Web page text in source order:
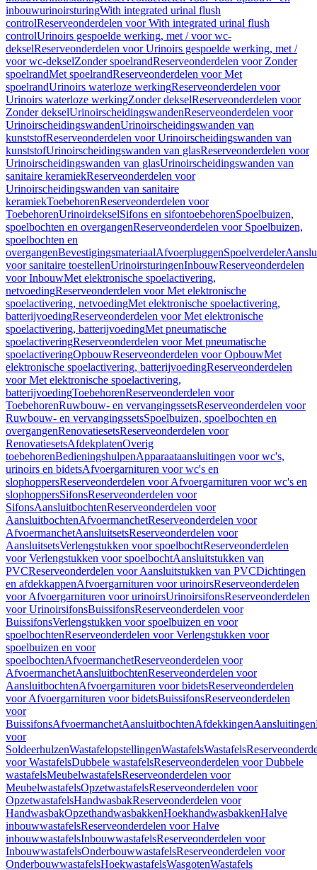
inbouwurinoirsturingWith integrated urinal flush
controlReserveonderdelen voor With integrated urinal flush
controlUrinoirs gespoelde werking, met / voor wc-
dekselReserveonderdelen voor Urinoirs gespoelde werking, met /
voor wc-dekselZonder spoelrandReserveonderdelen voor Zonder
spoelrandMet spoelrandReserveonderdelen voor Met
spoelrandUrinoirs waterloze werkingReserveonderdelen voor
Urinoirs waterloze werkingZonder dekselReserveonderdelen voor
Zonder dekselUrinoirscheidingswandenReserveonderdelen voor
UrinoirscheidingswandenUrinoirscheidingswanden van
kunststofReserveonderdelen voor Urinoirscheidingswanden van
kunststofUrinoirscheidingswanden van glasReserveonderdelen voor
Urinoirscheidingswanden van glasUrinoirscheidingswanden van
sanitaire keramiekReserveonderdelen voor
Urinoirscheidingswanden van sanitaire
keramiekToebehorenReserveonderdelen voor
ToebehorenUrinoirdekselSifons en sifontoebehorenSpoelbuizen,
spoelbochten en overgangenReserveonderdelen voor Spoelbuizen,
spoelbochten en
overgangenBevestigingsmateriaalAfvoerpluggenSpoelverdeler
voor sanitaire toestellenUrinoirsturingenInbouwReserveonderdelen
voor InbouwMet elektronische spoelactivering,
netvoedingReserveonderdelen voor Met elektronische
spoelactivering, netvoedingMet elektronische spoelactivering,
batterijvoedingReserveonderdelen voor Met elektronische
spoelactivering, batterijvoedingMet pneumatische
spoelactiveringReserveonderdelen voor Met pneumatische
spoelactiveringOpbouwReserveonderdelen voor OpbouwMet
elektronische spoelactivering, batterijvoedingReserveonderdelen
voor Met elektronische spoelactivering,
batterijvoedingToebehorenReserveonderdelen voor
ToebehorenRuwbouw- en vervangingssetsReserveonderdelen voor
Ruwbouw- en vervangingssetsSpoelbuizen, spoelbochten en
overgangenRenovatiesetsReserveonderdelen voor
RenovatiesetsAfdekplatenOverig
toebehorenBedieningshulpenApparaataansluitingen voor wc's,
urinoirs en bidetsAfvoergarnituren voor wc's en
slophoppersReserveonderdelen voor Afvoergarnituren voor wc's en
slophoppersSifonsReserveonderdelen voor
SifonsAansluitbochtenReserveonderdelen voor
AansluitbochtenAfvoermanchetReserveonderdelen voor
AfvoermanchetAansluitsetsReserveonderdelen voor
AansluitsetsVerlengstukken voor spoelbochtReserveonderdelen
voor Verlengstukken voor spoelbochtAansluitstukken van
PVCReserveonderdelen voor Aansluitstukken van PVCDichtingen
en afdekkappenAfvoergarnituren voor urinoirsReserveonderdelen
voor Afvoergarnituren voor urinoirsUrinoirsifonsReserveonderdelen
voor UrinoirsifonsBuissifonsReserveonderdelen voor
BuissifonsVerlengstukken voor spoelbuizen en voor
spoelbochtenReserveonderdelen voor Verlengstukken voor
spoelbuizen en voor
spoelbochtenAfvoermanchetReserveonderdelen voor
AfvoermanchetAansluitbochtenReserveonderdelen voor
AansluitbochtenAfvoergarnituren voor bidetsReserveonderdelen
voor Afvoergarnituren voor bidetsBuissifonsReserveonderdelen
voor
BuissifonsAfvoermanchetAansluitbochtenAfdekkingenAansluitingen
voor
SoldeerhulzenWastafelopstellingenWastafelsWastafels
voor WastafelsDubbele wastafelsReserveonderdelen voor Dubbele
wastafelsMeubelwastafelsReserveonderdelen voor
MeubelwastafelsOpzetwastafelsReserveonderdelen voor
OpzetwastafelsHandwasbakReserveonderdelen voor
HandwasbakOpzethandwasbakkenHoekhandwasbakkenHalve
inbouwwastafelsReserveonderdelen voor Halve
inbouwwastafelsInbouwwastafelsReserveonderdelen voor
InbouwwastafelsOnderbouwwastafelsReserveonderdelen voor
OnderbouwwastafelsHoekwastafelsWasgotenWastafels